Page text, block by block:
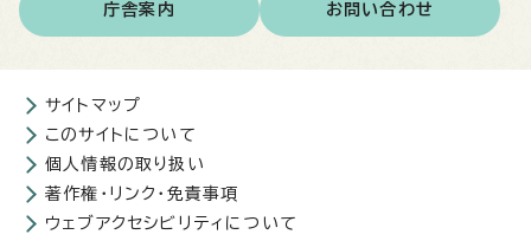
庁舎案内 お問い合わせ
サイトマップ
このサイトについて
個人情報の取り扱い
著作権・リンク・免責事項
ウェブアクセシビリティについて